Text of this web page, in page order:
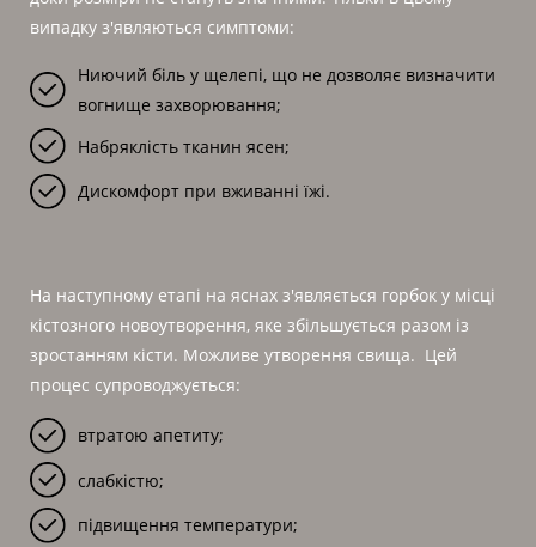
випадку з'являються симптоми:
Ниючий біль у щелепі, що не дозволяє визначити
вогнище захворювання;
Набряклість тканин ясен;
Дискомфорт при вживанні їжі.
На наступному етапі на яснах з'являється горбок у місці
кістозного новоутворення, яке збільшується разом із
зростанням кісти. Можливе утворення свища. Цей
процес супроводжується:
втратою апетиту;
слабкістю;
підвищення температури;